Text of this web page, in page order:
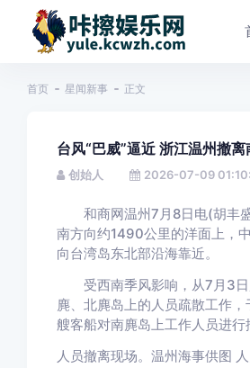
首页 星闻新事 正文
台风“巴威”逼近 浙江温州撤
创始人 2026-07-09
和商网温州7月8日电(胡丰盛
南方向约1490公里的洋面上，
向台湾岛东北部沿海靠近。
受西南季风影响，从7月3日
麂、北麂岛上的人员疏散工作
艘客船对南麂岛上工作人员进行
人员撤离现场。温州海事供图